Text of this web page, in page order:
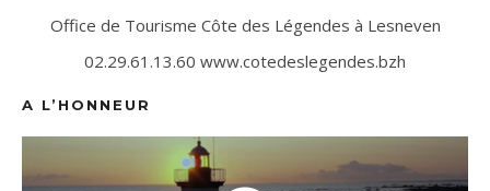
Office de Tourisme Côte des Légendes à Lesneven
02.29.61.13.60 www.cotedeslegendes.bzh
A L’HONNEUR